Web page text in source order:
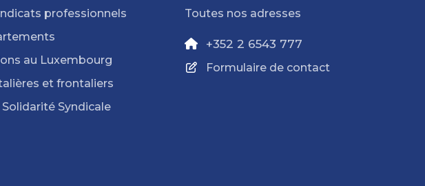
professionnels
au Luxembourg
et frontaliers
Solidarité Syndicale
Toutes nos adresses
+352 2 6543 777
Formulaire de contact